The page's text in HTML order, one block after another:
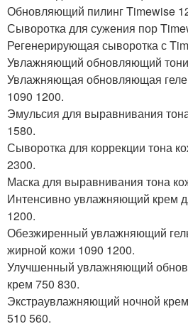
Обновляющий пилинг Timewise
Сыворотка для сужения пор
Регенерирующая сыворотка с
Увлажняющий обновляющий
Увлажняющая обновляющая
1090 1200.
Эмульсия для выравнивания
1580.
Сыворотка для коррекции тона
2300.
Маска для выравнивания тона
Интенсивно увлажняющий крем
1200.
Обезжиренный увлажняющий
жирной кожи 1090 1200.
Улучшенный увлажняющий
крем 750 830.
Экстраувлажняющий ночной
510 560.